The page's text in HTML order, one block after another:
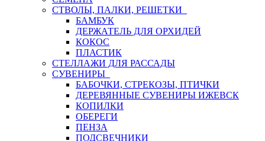
СТВОЛЫ, ПАЛКИ, РЕШЕТКИ
БАМБУК
ДЕРЖАТЕЛЬ ДЛЯ ОРХИДЕЙ
КОКОС
ПЛАСТИК
СТЕЛЛАЖИ ДЛЯ РАССАДЫ
СУВЕНИРЫ
БАБОЧКИ, СТРЕКОЗЫ, ПТИЧКИ
ДЕРЕВЯННЫЕ СУВЕНИРЫ ИЖЕВСК
КОПИЛКИ
ОБЕРЕГИ
ПЕНЗА
ПОДСВЕЧНИКИ